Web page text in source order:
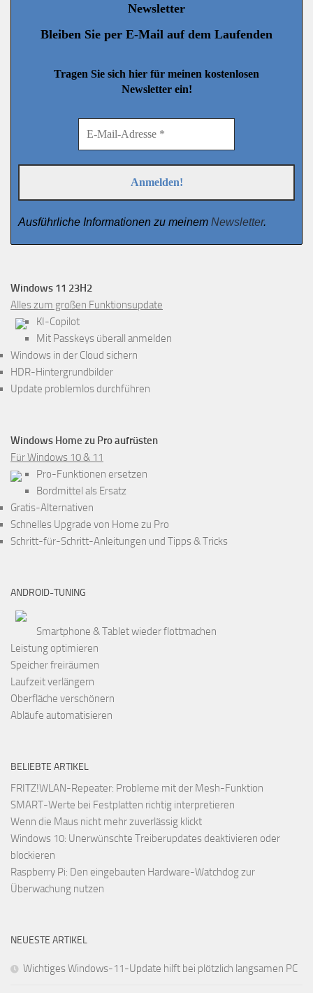
Newsletter
Bleiben Sie per E-Mail auf dem Laufenden
Tragen Sie sich hier für meinen kostenlosen
Newsletter ein!
Ausführliche Informationen zu meinem Newsletter.
Windows 11 23H2
Alles zum großen Funktionsupdate
KI-Copilot
Mit Passkeys überall anmelden
Windows in der Cloud sichern
HDR-Hintergrundbilder
Update problemlos durchführen
Windows Home zu Pro aufrüsten
Für Windows 10 & 11
Pro-Funktionen ersetzen
Bordmittel als Ersatz
Gratis-Alternativen
Schnelles Upgrade von Home zu Pro
Schritt-für-Schritt-Anleitungen und Tipps & Tricks
ANDROID-TUNING
Smartphone & Tablet wieder flottmachen
Leistung optimieren
Speicher freiräumen
Laufzeit verlängern
Oberfläche verschönern
Abläufe automatisieren
BELIEBTE ARTIKEL
FRITZ!WLAN-Repeater: Probleme mit der Mesh-Funktion
SMART-Werte bei Festplatten richtig interpretieren
Wenn die Maus nicht mehr zuverlässig klickt
Windows 10: Unerwünschte Treiberupdates deaktivieren oder
blockieren
Raspberry Pi: Den eingebauten Hardware-Watchdog zur
Überwachung nutzen
NEUESTE ARTIKEL
Wichtiges Windows-11-Update hilft bei plötzlich langsamen PC